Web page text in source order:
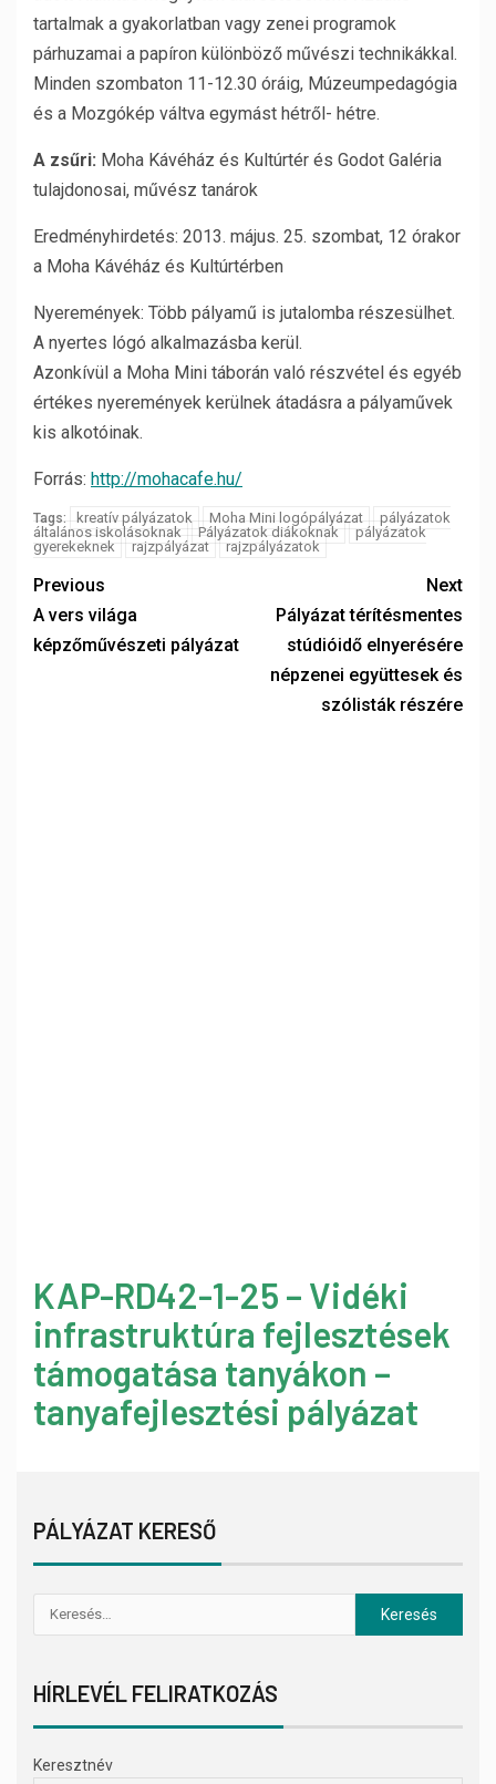
tartalmak a gyakorlatban vagy zenei programok
párhuzamai a papíron különböző művészi technikákkal.
Minden szombaton 11-12.30 óráig, Múzeumpedagógia
és a Mozgókép váltva egymást hétről- hétre.
A zsűri: Moha Kávéház és Kultúrtér és Godot Galéria
tulajdonosai, művész tanárok
Eredményhirdetés: 2013. május. 25. szombat, 12 órakor
a Moha Kávéház és Kultúrtérben
Nyeremények: Több pályamű is jutalomba részesülhet.
A nyertes lógó alkalmazásba kerül.
Azonkívül a Moha Mini táborán való részvétel és egyéb
értékes nyeremények kerülnek átadásra a pályaművek
kis alkotóinak.
Forrás: http://mohacafe.hu/
Tags: kreatív pályázatok Moha Mini logópályázat
pályázatok
általános iskolásoknak
Pályázatok diákoknak
pályázatok
gyerekeknek
rajzpályázat rajzpályázatok
Previous
A vers világa
képzőművészeti pályázat
Next
Pályázat térítésmentes
stúdióidő elnyerésére
népzenei együttesek és
szólisták részére
KAP-RD42-1-25 – Vidéki
infrastruktúra fejlesztések
támogatása tanyákon –
tanyafejlesztési pályázat
PÁLYÁZAT KERESŐ
HÍRLEVÉL FELIRATKOZÁS
Keresztnév